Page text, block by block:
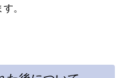
。